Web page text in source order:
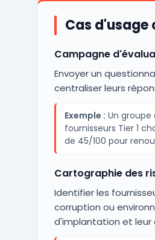
Cas d'usage
Campagne
Envoyer un
centraliser leurs
Exemple : Un
fournisseurs Tier 1
de 45/100 pour
Cartographie des
Identifier les
corruption ou
d'implantation et leur